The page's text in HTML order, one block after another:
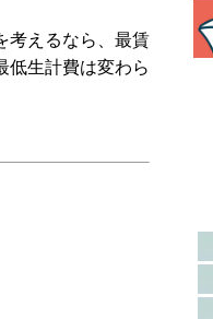
考えるなら、最賃
低生計費は変わら